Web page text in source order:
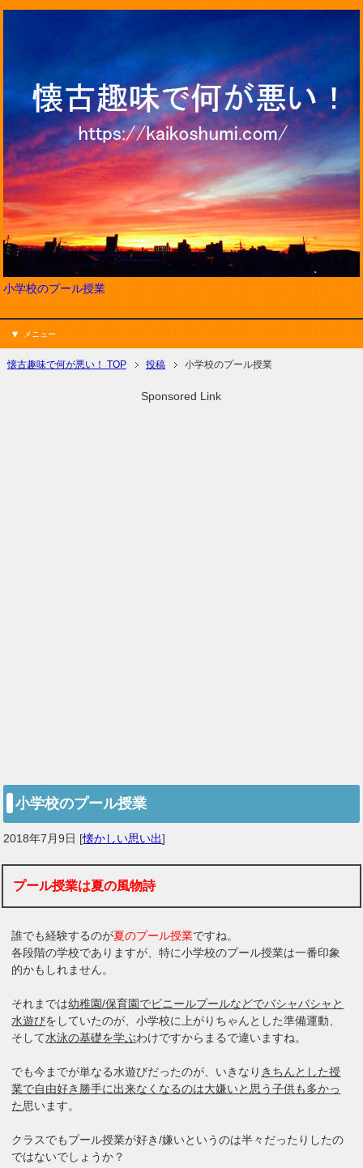
小学校のプール授業
メニュー
懐古趣味で何が悪い！ TOP 投稿 小学校のプール授業
Sponsored Link
小学校のプール授業
2018年7月9日 [懐かしい思い出]
プール授業は夏の風物詩
誰でも経験するのが夏のプール授業ですね。
各段階の学校でありますが、特に小学校のプール授業は一番印象
的かもしれません。
それまでは幼稚園/保育園でビニールプールなどでバシャバシャと
水遊びをしていたのが、小学校に上がりちゃんとした準備運動、
そして水泳の基礎を学ぶわけですからまるで違いますね。
でも今までが単なる水遊びだったのが、いきなり きちんとした授
業で自由好き勝手に出来なくなるのは大嫌いと思う子供も多かっ
た思います。
クラスでもプール授業が好き/嫌いというのは半々だったりしたの
ではないでしょうか？